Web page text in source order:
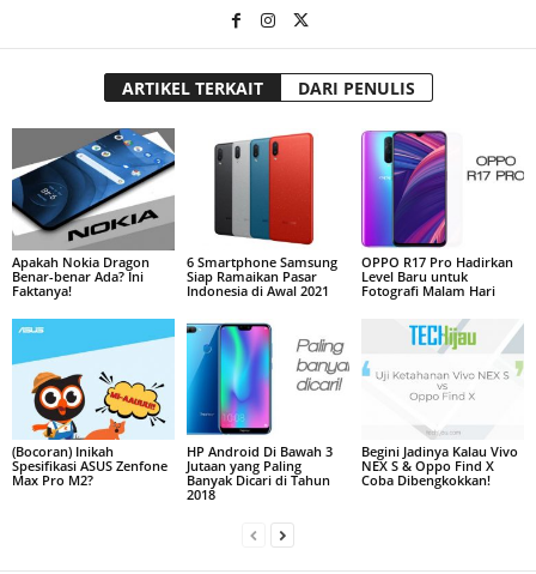
ARTIKEL TERKAIT DARI PENULIS
Apakah Nokia Dragon
Benar-benar Ada? Ini
Faktanya!
6 Smartphone Samsung
Siap Ramaikan Pasar
Indonesia di Awal 2021
OPPO R17 Pro Hadirkan
Level Baru untuk
Fotografi Malam Hari
(Bocoran) Inikah
Spesifikasi ASUS Zenfone
Max Pro M2?
HP Android Di Bawah 3
Jutaan yang Paling
Banyak Dicari di Tahun
2018
Begini Jadinya Kalau Vivo
NEX S & Oppo Find X
Coba Dibengkokkan!